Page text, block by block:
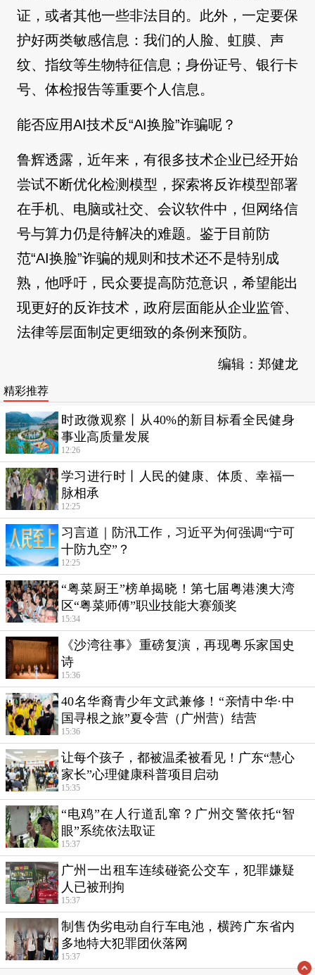
证，或者其他一些非法目的。此外，一定要保
护好两类敏感信息：我们的人脸、虹膜、声
纹、指纹等生物特征信息；身份证号、银行卡
号、体检报告等重要个人信息。
能否应用AI技术反“AI换脸”诈骗呢？
鲁辉透露，近年来，有很多技术企业已经开始
尝试不断优化检测模型，探索将反诈模型部署
在手机、电脑或社交、会议软件中，但网络信
号与算力仍是待解决的难题。鉴于目前防
范“AI换脸”诈骗的规则和技术还不是特别成
熟，他呼吁，民众要提高防范意识，希望能出
现更好的反诈技术，政府层面能从企业监管、
法律等层面制定更细致的条例来预防。
编辑：郑健龙
精彩推荐